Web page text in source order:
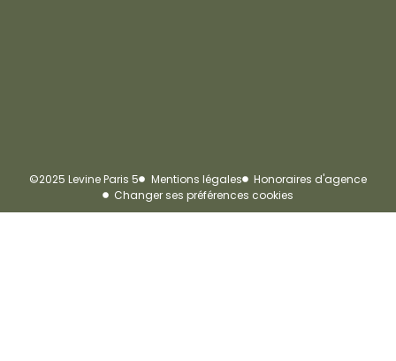
©2025 Levine Paris 5 Mentions légales
Honoraires d'agence
Changer ses préférences cookies